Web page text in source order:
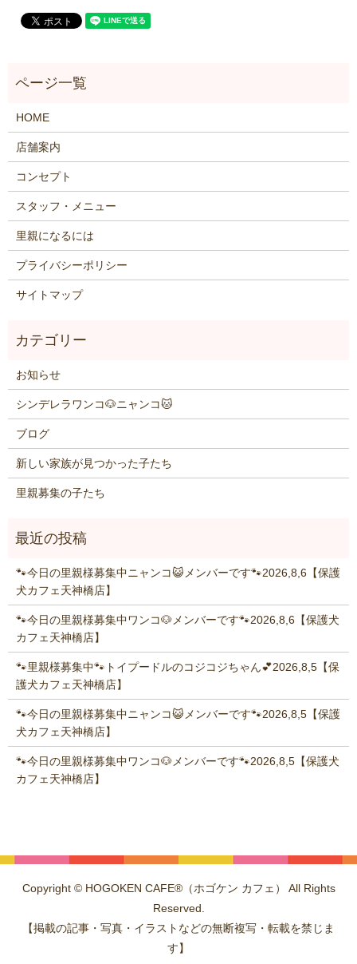
HOME
店舗案内
コンセプト
スタッフ・メニュー
里親になるには
プライバシーポリシー
サイトマップ
お知らせ
シンデレラワンコ🐶ニャンコ🐱
ブログ
新しい家族が見つかった子たち
里親募集の子たち
🐾今日の里親様募集中ニャンコ😺メンバーです🐾2026,8,6【保護
犬カフェ天神橋店】
🐾今日の里親様募集中ワンコ🐶メンバーです🐾2026,8,6【保護犬
カフェ天神橋店】
🐾里親様募集中🐾トイプードルのコジコジちゃん💕2026,8,5【保
護犬カフェ天神橋店】
🐾今日の里親様募集中ニャンコ😺メンバーです🐾2026,8,5【保護
犬カフェ天神橋店】
🐾今日の里親様募集中ワンコ🐶メンバーです🐾2026,8,5【保護犬
カフェ天神橋店】
Copyright © HOGOKEN CAFE®（ホゴケン カフェ） All Rights
Reserved.
【掲載の記事・写真・イラストなどの無断複写・転載を禁じま
す】